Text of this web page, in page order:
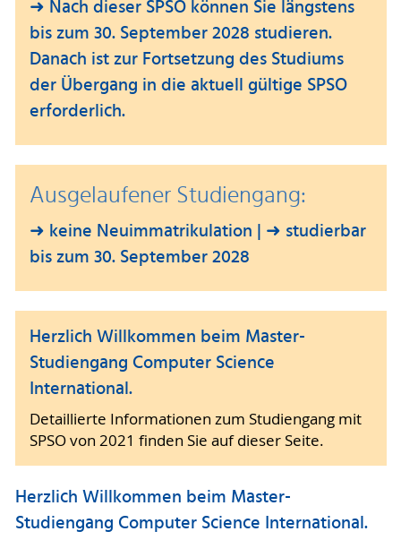
➜ Nach dieser SPSO können Sie längstens
bis zum 30. September 2028 studieren.
Danach ist zur Fortsetzung des Studiums
der Übergang in die aktuell gültige SPSO
erforderlich.
Ausgelaufener Studiengang:
➜ keine Neuimmatrikulation | ➜ studierbar
bis zum 30. September 2028
Herzlich Willkommen beim Master-
Studiengang Computer Science
International.
Detaillierte Informationen zum Studiengang mit
SPSO von 2021 finden Sie auf dieser Seite.
Herzlich Willkommen beim Master-
Studiengang Computer Science International.